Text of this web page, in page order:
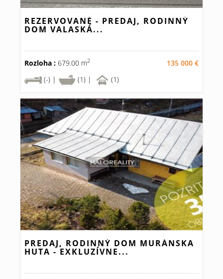
REZERVOVANÉ - PREDAJ, RODINNÝ
DOM VALASKÁ...
Rozloha : 679.00 m2
135 000 €
(-) |
(1) | (1)
PREDAJ, RODINNÝ DOM MURÁNSKA
HUTA - EXKLUZÍVNE...